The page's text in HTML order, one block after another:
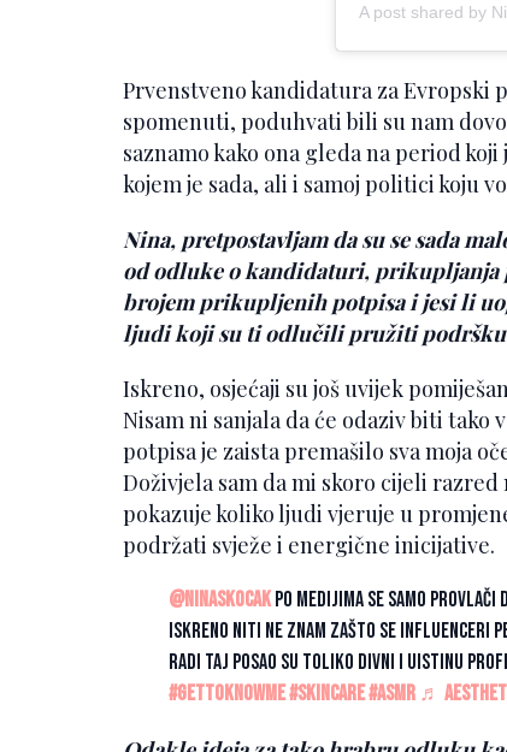
A post shared by
Prvenstveno kandidatura za Evropski
spomenuti, poduhvati bili su nam
saznamo kako ona gleda na period
kojem je sada, ali i samoj politici koju
Nina, pretpostavljam da su se sada
od odluke o kandidaturi,
brojem prikupljenih potpisa i jesi li
ljudi koji su ti odlučili pružiti
Iskreno, osjećaji su još uvijek
Nisam ni sanjala da će odaziv biti
potpisa je zaista premašilo sva moja
Doživjela sam da mi skoro cijeli
pokazuje koliko ljudi vjeruje u
podržati svježe i energične inicijative.
@ninaskocakPo medijima se samo
Iskreno niti ne znam zašto se
radi taj posao su toliko divni i uistinu
#gettoknowme#skincare#asmr ♬